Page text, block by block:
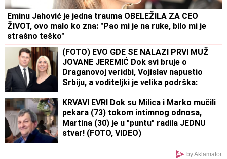
Eminu Jahović je jedna trauma OBELEŽILA ZA CEO
ŽIVOT, ovo malo ko zna: "Pao mi je na ruke, bilo mi je
strašno teško"
(FOTO) EVO GDE SE NALAZI PRVI MUŽ
JOVANE JEREMIĆ Dok svi bruje o
Draganovoj veridbi, Vojislav napustio
Srbiju, a voditeljki je velika podrška:
KRVAVI EVRI Dok su Milica i Marko mučili
pekara (73) tokom intimnog odnosa,
Martina (30) je u "puntu" radila JEDNU
stvar! (FOTO, VIDEO)
by Aklamator